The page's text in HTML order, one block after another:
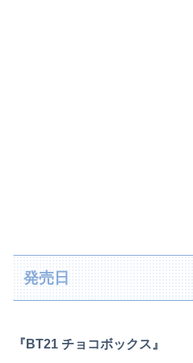
発売日
『BT21 チョコボックス』